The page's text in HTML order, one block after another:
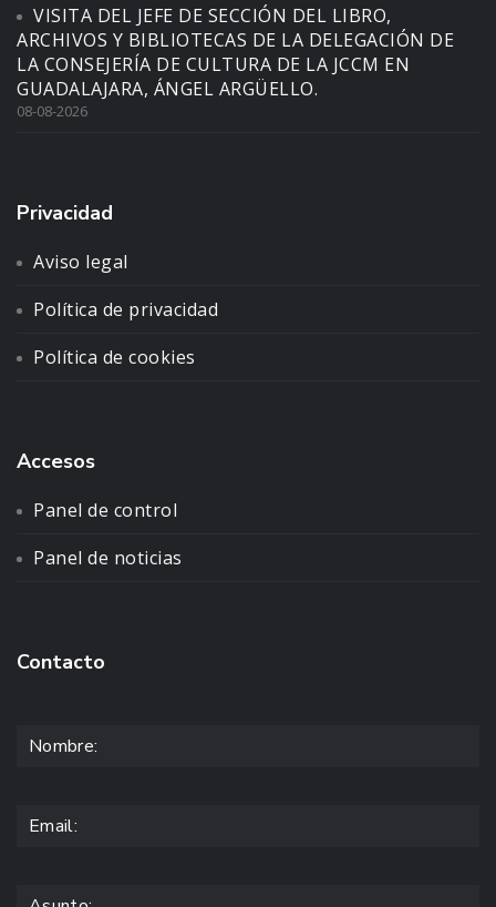
VISITA DEL JEFE DE SECCIÓN DEL LIBRO,
ARCHIVOS Y BIBLIOTECAS DE LA DELEGACIÓN DE
LA CONSEJERÍA DE CULTURA DE LA JCCM EN
GUADALAJARA, ÁNGEL ARGÜELLO.
08-08-2026
Privacidad
Aviso legal
Política de privacidad
Política de cookies
Accesos
Panel de control
Panel de noticias
Contacto